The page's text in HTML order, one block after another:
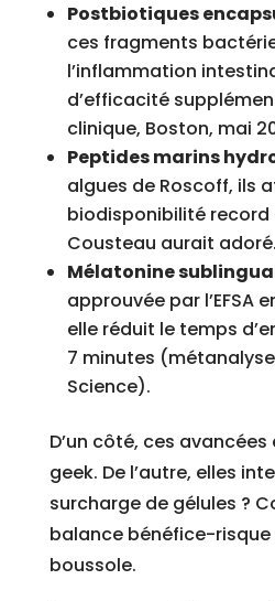
Postbiotiques
ces fragments
l’inflammation
d’efficacité
clinique, Boston, mai
Peptides marins
algues de Roscoff, ils
biodisponibilité record
Cousteau aurait adoré.
Mélatonine
approuvée par l’EFSA
elle réduit le temps
7 minutes
Science).
D’un côté, ces
geek. De l’autre, elles
surcharge de gélules ?
balance bénéfice-
boussole.